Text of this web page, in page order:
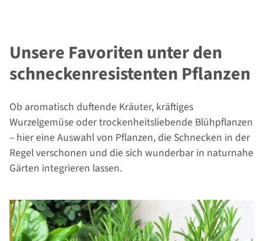
Unsere Favoriten unter den
schneckenresistenten Pflanzen
Ob aromatisch duftende Kräuter, kräftiges
Wurzelgemüse oder trockenheitsliebende Blühpflanzen
– hier eine Auswahl von Pflanzen, die Schnecken in der
Regel verschonen und die sich wunderbar in naturnahe
Gärten integrieren lassen.